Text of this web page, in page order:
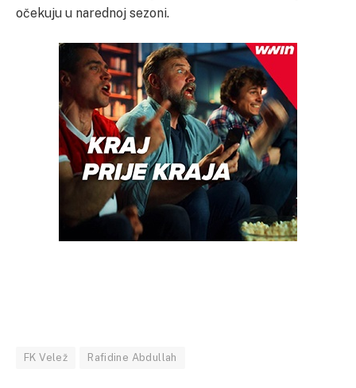
očekuju u narednoj sezoni.
FK Velež Rafidine Abdullah